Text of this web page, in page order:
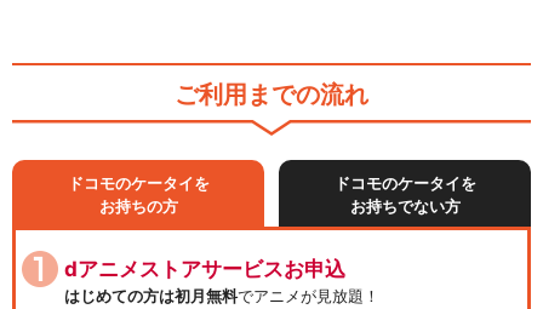
ご利用までの流れ
ドコモのケータイを
お持ちの方
ドコモのケータイを
お持ちでない方
dアニメストアサービスお申込
はじめての方は初月無料でアニメが見放題！